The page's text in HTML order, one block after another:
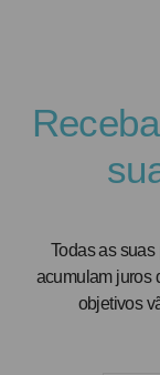
Todas as
acumulam juros
objetivos